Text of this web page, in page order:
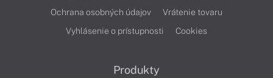
Ochrana osobných údajov
Vrátenie tovaru
Vyhlásenie o prístupnosti
Cookies
Produkty